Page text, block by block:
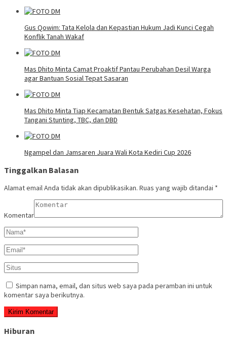
Gus Qowim: Tata Kelola dan Kepastian Hukum Jadi Kunci Cegah
Konflik Tanah Wakaf
Mas Dhito Minta Camat Proaktif Pantau Perubahan Desil Warga
agar Bantuan Sosial Tepat Sasaran
Mas Dhito Minta Tiap Kecamatan Bentuk Satgas Kesehatan, Fokus
Tangani Stunting, TBC, dan DBD
Ngampel dan Jamsaren Juara Wali Kota Kediri Cup 2026
Tinggalkan Balasan
Alamat email Anda tidak akan dipublikasikan. Ruas yang wajib ditandai *
Komentar
Simpan nama, email, dan situs web saya pada peramban ini untuk
komentar saya berikutnya.
Hiburan